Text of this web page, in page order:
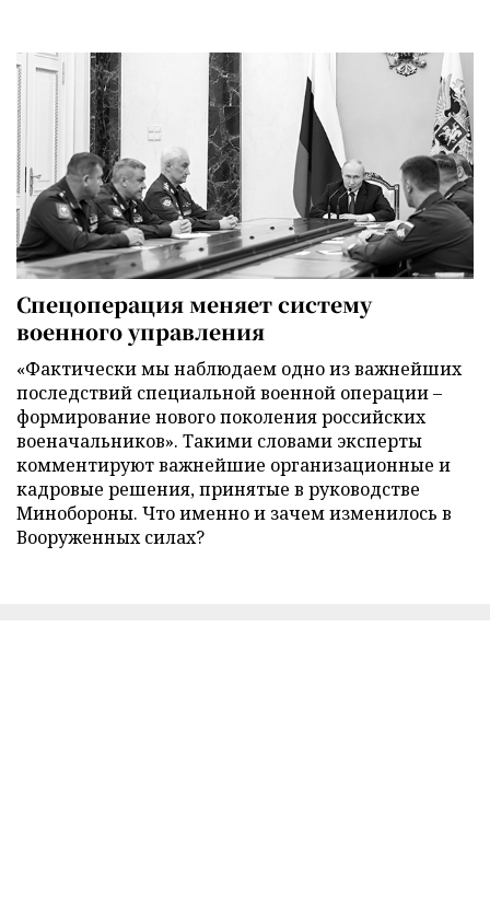
Спецоперация меняет систему
военного управления
«Фактически мы наблюдаем одно из важнейших
последствий специальной военной операции –
формирование нового поколения российских
военачальников». Такими словами эксперты
комментируют важнейшие организационные и
кадровые решения, принятые в руководстве
Минобороны. Что именно и зачем изменилось в
Вооруженных силах?